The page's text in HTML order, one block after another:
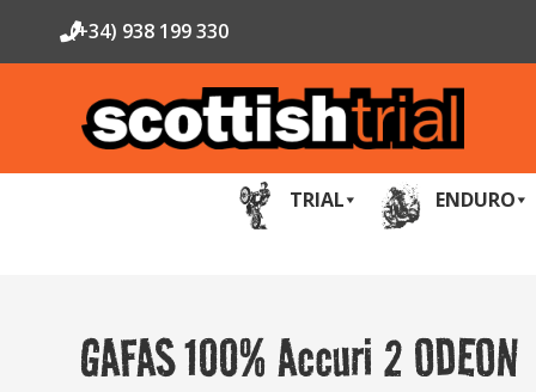
(+34) 938 199 330
TRIAL ENDURO
GAFAS 100% Accuri 2 ODEON